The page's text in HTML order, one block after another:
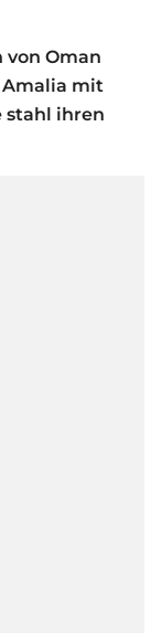
Oman
Amalia mit
stahl ihren